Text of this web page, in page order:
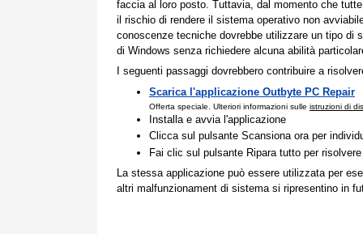
faccia al loro posto. Tuttavia, dal momento che
il rischio di rendere il sistema operativo non
conoscenze tecniche dovrebbe utilizzare un tipo di
di Windows senza richiedere alcuna abilità
I seguenti passaggi dovrebbero contribuire a
Scarica l'applicazione Outbyte PC Repair
Offerta speciale. Ulteriori informazioni sulle istruzioni di
Installa e avvia l'applicazione
Clicca sul pulsante Scansiona ora per
Fai clic sul pulsante Ripara tutto per
La stessa applicazione può essere utilizzata per
altri malfunzionament di sistema si ripresentino in